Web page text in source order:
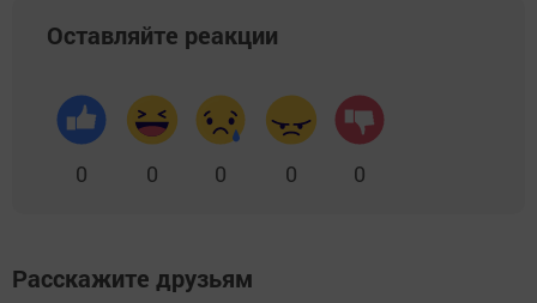
Оставляйте реакции
0 0 0 0 0
Расскажите друзьям